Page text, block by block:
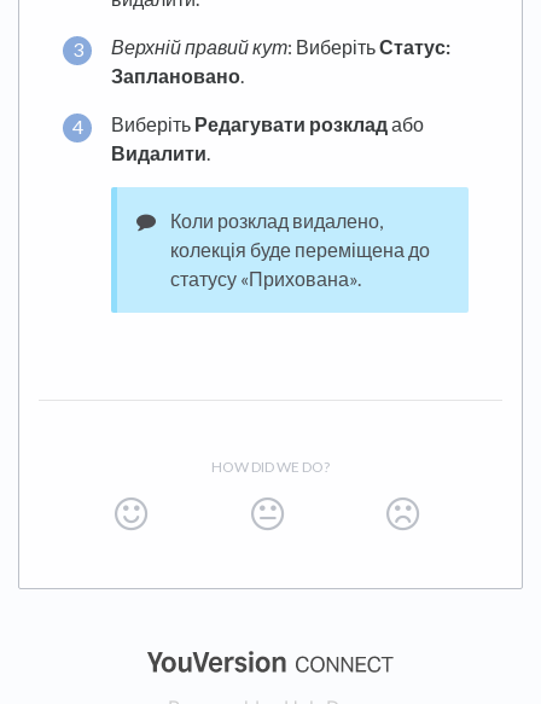
Верхній правий кут: ВиберітьСтатус:
Заплановано.
Виберіть Редагувати розклад або
Видалити
Коли розклад видалено,
колекція буде переміщена до
статусу «Прихована».
HOW DID WE DO?
(opens in a